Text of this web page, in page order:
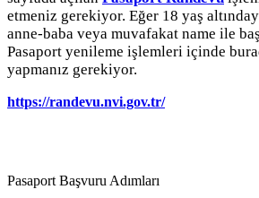
etmeniz gerekiyor. Eğer 18 yaş
anne-baba veya muvafakat name ile
Pasaport yenileme işlemleri içinde
yapmanız gerekiyor.
https://randevu.nvi.gov.tr/
Pasaport Başvuru Adımları